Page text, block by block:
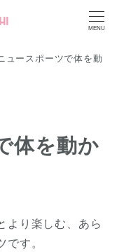
MENU
ュースポーツで体を動
体を動か
より楽しむ、あら
す。